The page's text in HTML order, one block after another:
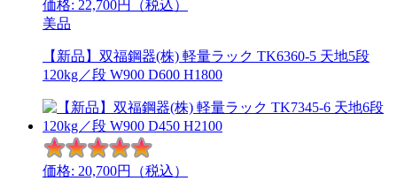
価格: 22,700円（税込）
美品
【新品】双福鋼器(株) 軽量ラック TK6360-5 天地5段
120kg／段 W900 D600 H1800
価格: 20,700円（税込）